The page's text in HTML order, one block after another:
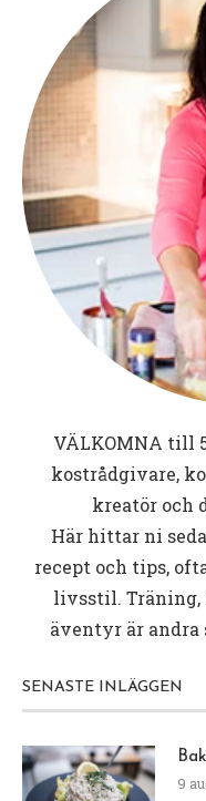
VÄLKOMNA till
kostrådgivare,
kreatör och
Här hittar ni
recept och tips,
livsstil. Träning,
äventyr är andra
SENASTE INLÄGGEN
9